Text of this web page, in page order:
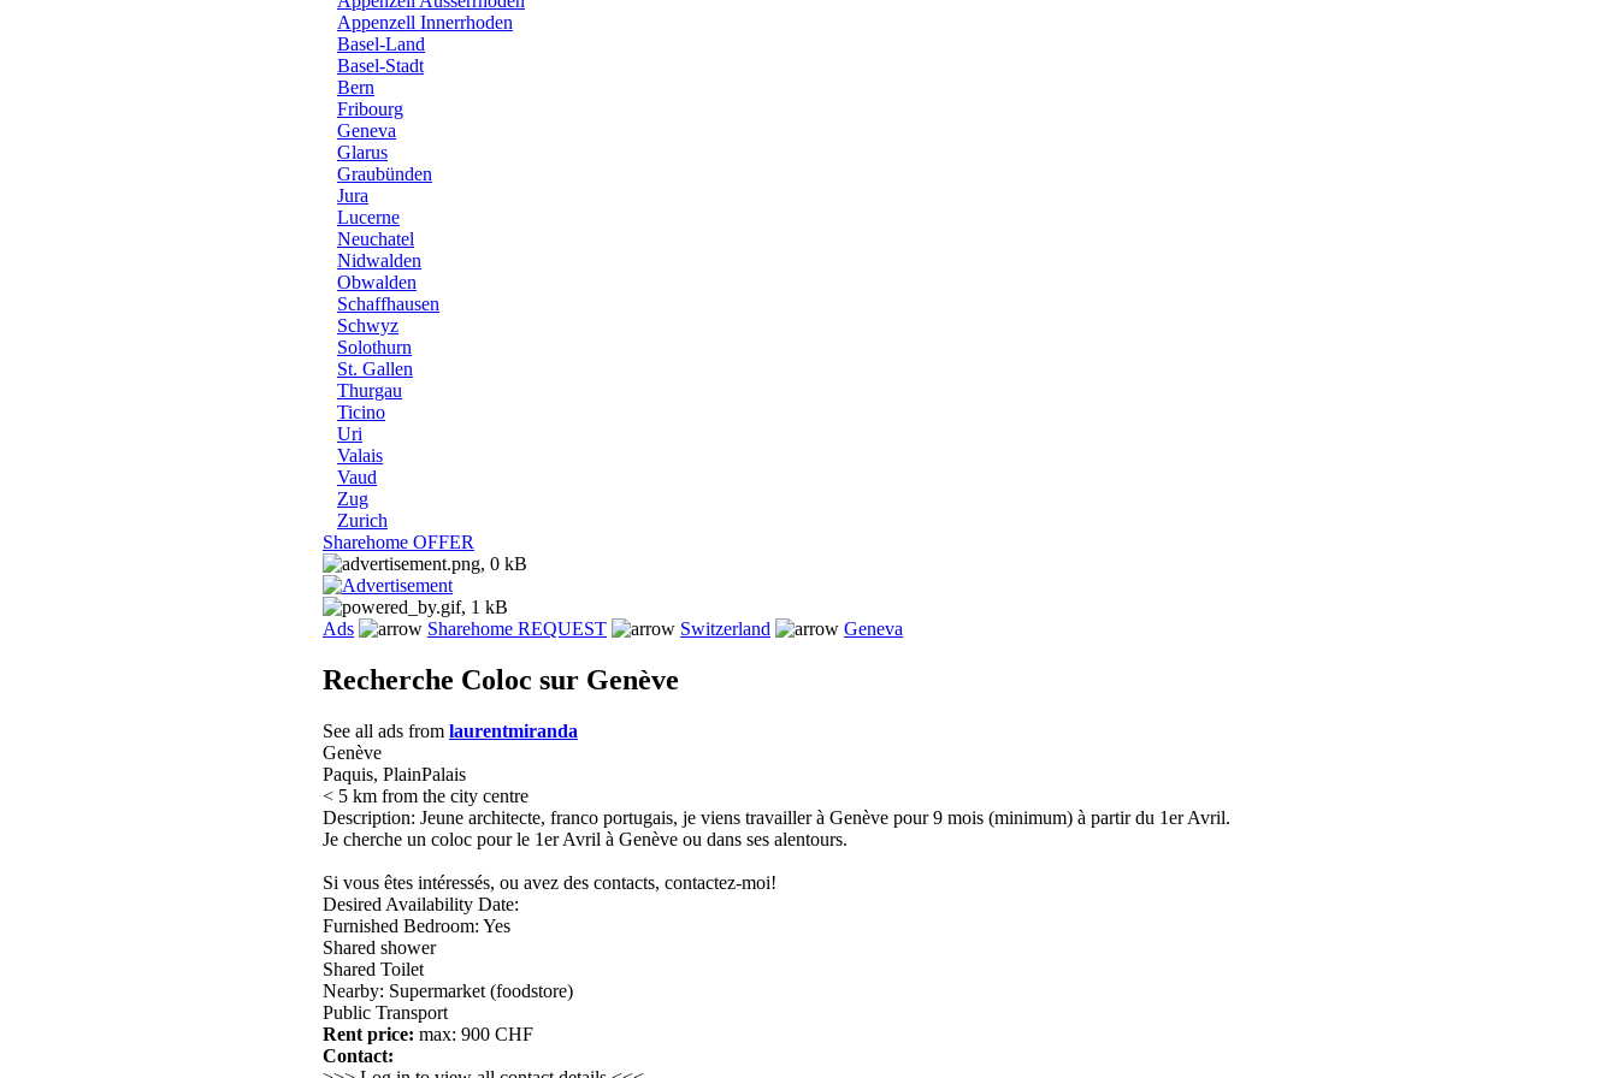
Appenzell Innerrhoden
Basel-Land
Basel-Stadt
Bern
Fribourg
Geneva
Glarus
Graubünden
Jura
Lucerne
Neuchatel
Nidwalden
Obwalden
Schaffhausen
Schwyz
Solothurn
St. Gallen
Thurgau
Ticino
Uri
Valais
Vaud
Zug
Zurich
Sharehome OFFER
Ads Sharehome REQUEST Switzerland Geneva
Recherche Coloc sur Genève
See all ads from laurentmiranda
Genève
Paquis, PlainPalais
< 5 km from the city centre
Description: Jeune architecte, franco portugais, je viens travailler à Genève pour 9 mois (minimum) à partir du 1er Avril.
Je cherche un coloc pour le 1er Avril à Genève ou dans ses alentours.
Si vous êtes intéressés, ou avez des contacts, contactez-moi!
Desired Availability Date:
Furnished Bedroom: Yes
Shared shower
Shared Toilet
Nearby: Supermarket (foodstore)
Public Transport
Rent price: max: 900 CHF
Contact: